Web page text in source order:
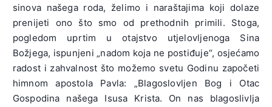
sinova našega roda, želimo i naraštajima koji dolaze
prenijeti ono što smo od prethodnih primili. Stoga,
pogledom uprtim u otajstvo utjelovljenoga Sina
Božjega, ispunjeni „nadom koja ne postiđuje“, osjećamo
radost i zahvalnost što možemo svetu Godinu započeti
himnom apostola Pavla: „Blagoslovljen Bog i Otac
Gospodina našega Isusa Krista. On nas blagoslivlja